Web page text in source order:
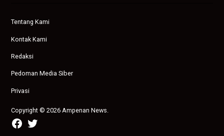
Tentang Kami
Kontak Kami
Redaksi
Pedoman Media Siber
Privasi
Copyright © 2026 Ampenan News.
facebook
twitter